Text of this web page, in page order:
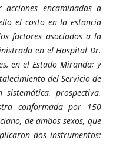
encaminadas a
el costo en la estancia
factores asociados a la
en el Hospital Dr.
en el Estado Miranda; y
del Servicio de
sistemática, prospectiva,
conformada por
150
de ambos sexos, que
dos instrumentos: